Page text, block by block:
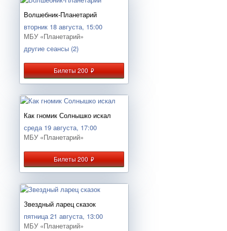
Волшебник-Планетарий
вторник 18 августа, 15:00
МБУ «Планетарий»
другие сеансы (2)
Билеты 200руб.
Как гномик Солнышко искал
среда 19 августа, 17:00
МБУ «Планетарий»
Билеты 200руб.
Звездный ларец сказок
пятница 21 августа, 13:00
МБУ «Планетарий»